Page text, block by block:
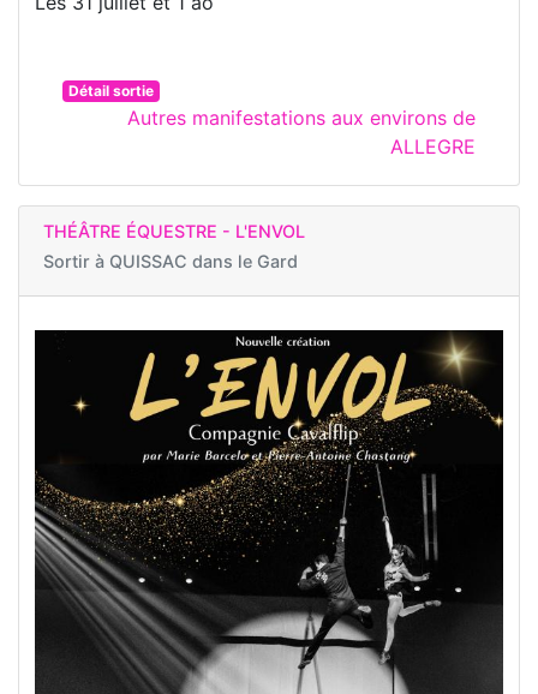
Détail sortie
Autres manifestations aux environs de
ALLEGRE
THÉÂTRE ÉQUESTRE - L'ENVOL
Sortir à QUISSAC dans le Gard